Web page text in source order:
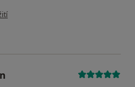
Andrea Mikulíková